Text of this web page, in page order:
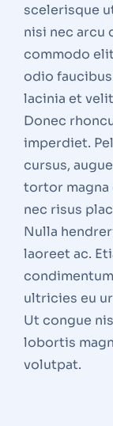
scelerisque
nisi nec arcu
commodo
odio
lacinia et
Donec
imperdiet.
cursus,
tortor magna
nec risus
Nulla
laoreet ac.
ultricies eu
Ut congue
lobortis
volutpat.